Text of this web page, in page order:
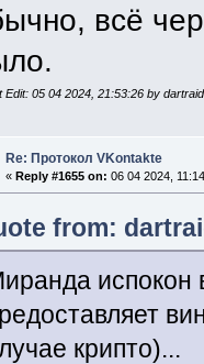
всё
Edit: 05 04 2024, 21:53:26 by
Re: Протокол VKontakte
« Reply #1655 on: 06 04 2024,
from:
испокон
крипто)...